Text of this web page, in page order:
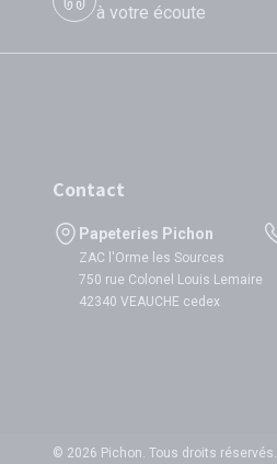
à votre écoute
Contact
Papeteries Pichon
ZAC l'Orme les Sources
750 rue Colonel Louis Lemaire
42340 VEAUCHE cedex
© 2026 Pichon. Tous droits réservés.